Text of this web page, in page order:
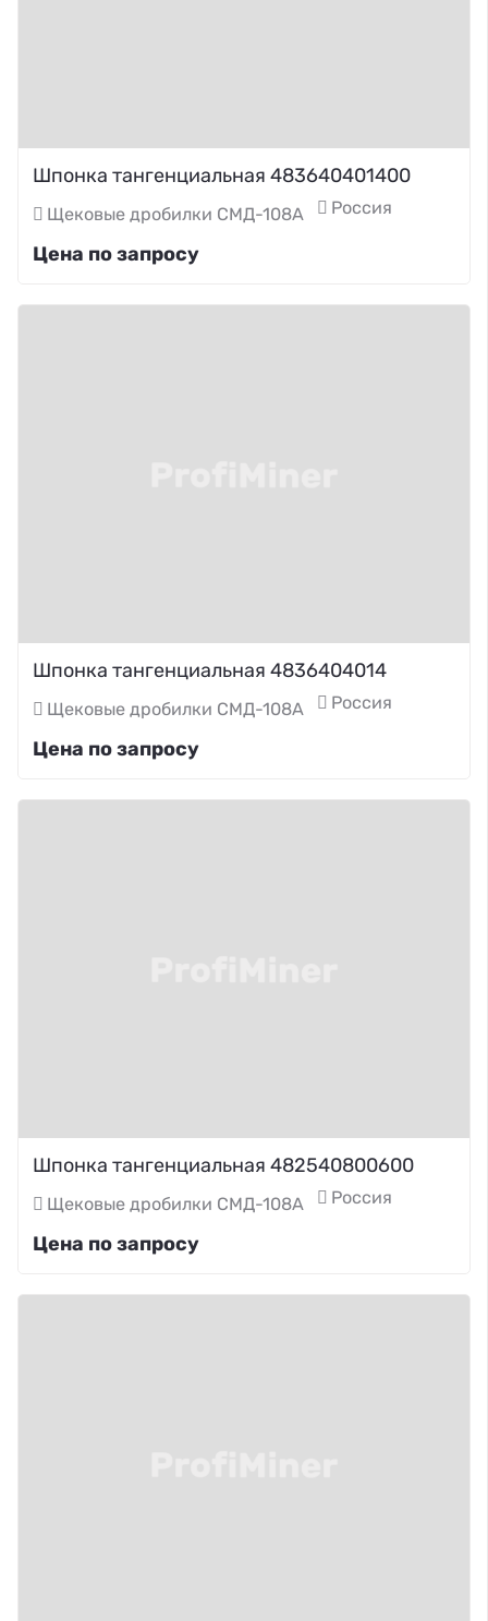
Шпонка тангенциальная 483640401400
Щековые дробилки СМД-108А Россия
Цена по запросу
Шпонка тангенциальная 4836404014
Щековые дробилки СМД-108А Россия
Цена по запросу
Шпонка тангенциальная 482540800600
Щековые дробилки СМД-108А Россия
Цена по запросу